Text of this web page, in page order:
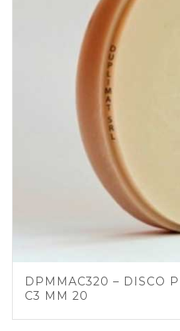
DPMMAC320 – DISCO
C3 MM 20